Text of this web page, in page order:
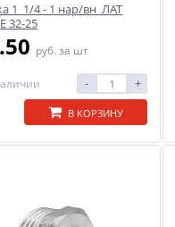
1 1/4 - 1 нар/вн ЛАТ
32-25
руб. за шт
- +
В КОРЗИНУ